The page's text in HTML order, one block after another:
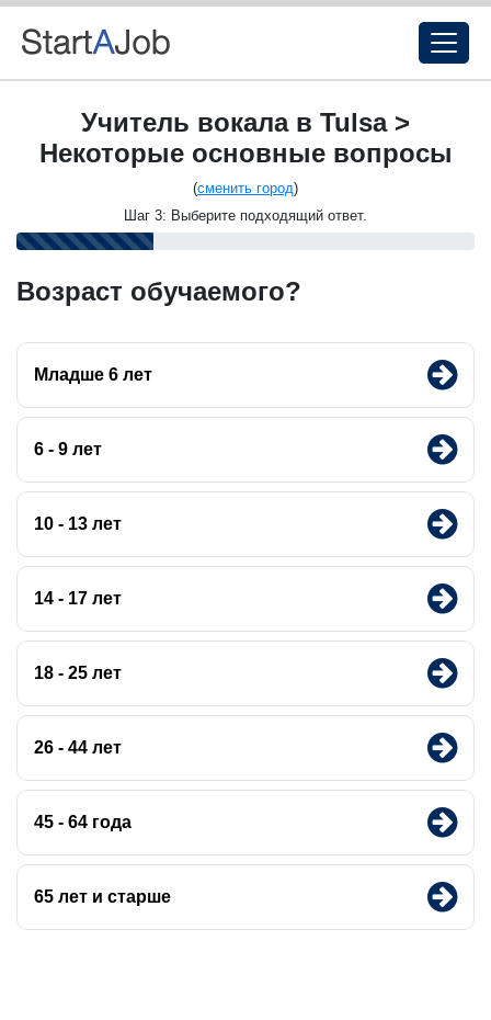
Учитель вокала в Tulsa >
Некоторые основные вопросы
(сменить город)
Шаг 3: Выберите подходящий ответ.
Возраст обучаемого?
Младше 6 лет
6 - 9 лет
10 - 13 лет
14 - 17 лет
18 - 25 лет
26 - 44 лет
45 - 64 года
65 лет и старше